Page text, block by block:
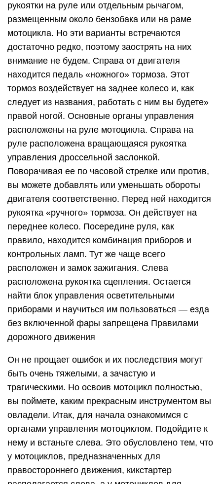
рукоятки на руле или отдельным рычагом,
размещенным около бензобака или на раме
мотоцикла. Но эти варианты встречаются
достаточно редко, поэтому заострять на них
внимание не будем. Справа от двигателя
находится педаль «ножного» тормоза. Этот
тормоз воздействует на заднее колесо и, как
следует из названия, работать с ним вы будете»
правой ногой. Основные органы управления
расположены на руле мотоцикла. Справа на
руле расположена вращающаяся рукоятка
управления дроссельной заслонкой.
Поворачивая ее по часовой стрелке или против,
вы можете добавлять или уменьшать обороты
двигателя соответственно. Перед ней находится
рукоятка «ручного» тормоза. Он действует на
переднее колесо. Посередине руля, как
правило, находится комбинация приборов и
контрольных ламп. Тут же чаще всего
расположен и замок зажигания. Слева
расположена рукоятка сцепления. Остается
найти блок управления осветительными
приборами и научиться им пользоваться — езда
без включенной фары запрещена Правилами
дорожного движения
Он не прощает ошибок и их последствия могут
быть очень тяжелыми, а зачастую и
трагическими. Но освоив мотоцикл полностью,
вы поймете, каким прекрасным инструментом вы
овладели. Итак, для начала ознакомимся с
органами управления мотоциклом. Подойдите к
нему и встаньте слева. Это обусловлено тем, что
у мотоциклов, предназначенных для
правостороннего движения, кикстартер